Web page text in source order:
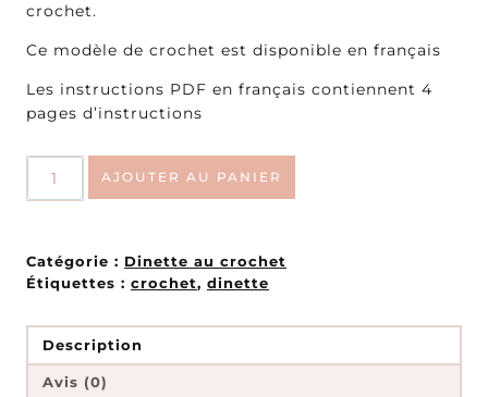
crochet.
Ce modèle de crochet est disponible en français
Les instructions PDF en français contiennent 4
pages d’instructions
crochet
AJOUTER AU PANIER
Catégorie : Dinette au crochet
Étiquettes : crochet, dinette
Description
Avis (0)